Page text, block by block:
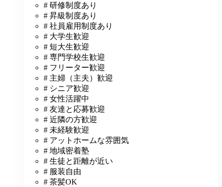
# 研修制度あり
# 昇級制度あり
# 社員雇用制度あり
# 大学生歓迎
# 短大生歓迎
# 専門学校生歓迎
# フリーター歓迎
# 主婦（主夫）歓迎
# シニア歓迎
# 女性活躍中
# 友達と応募歓迎
# 近隣の方歓迎
# 未経験歓迎
# アットホームな雰囲気
# 地域密着塾
# 生徒と距離が近い
# 服装自由
# 茶髪OK